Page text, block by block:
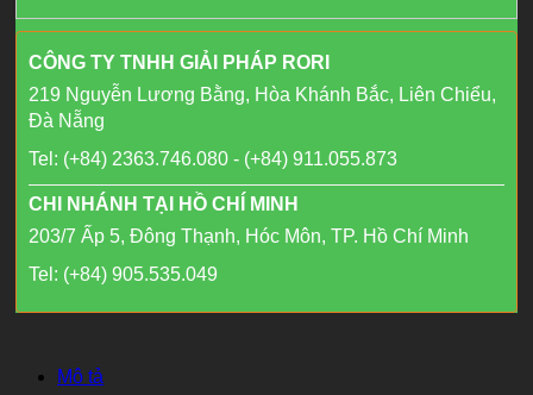
CÔNG TY TNHH GIẢI PHÁP RORI
219 Nguyễn Lương Bằng, Hòa Khánh Bắc, Liên Chiểu,
Đà Nẵng
Tel: (+84) 2363.746.080 - (+84) 911.055.873
CHI NHÁNH TẠI HỒ CHÍ MINH
203/7 Ấp 5, Đông Thạnh, Hóc Môn, TP. Hồ Chí Minh
Tel: (+84) 905.535.049
Mô tả